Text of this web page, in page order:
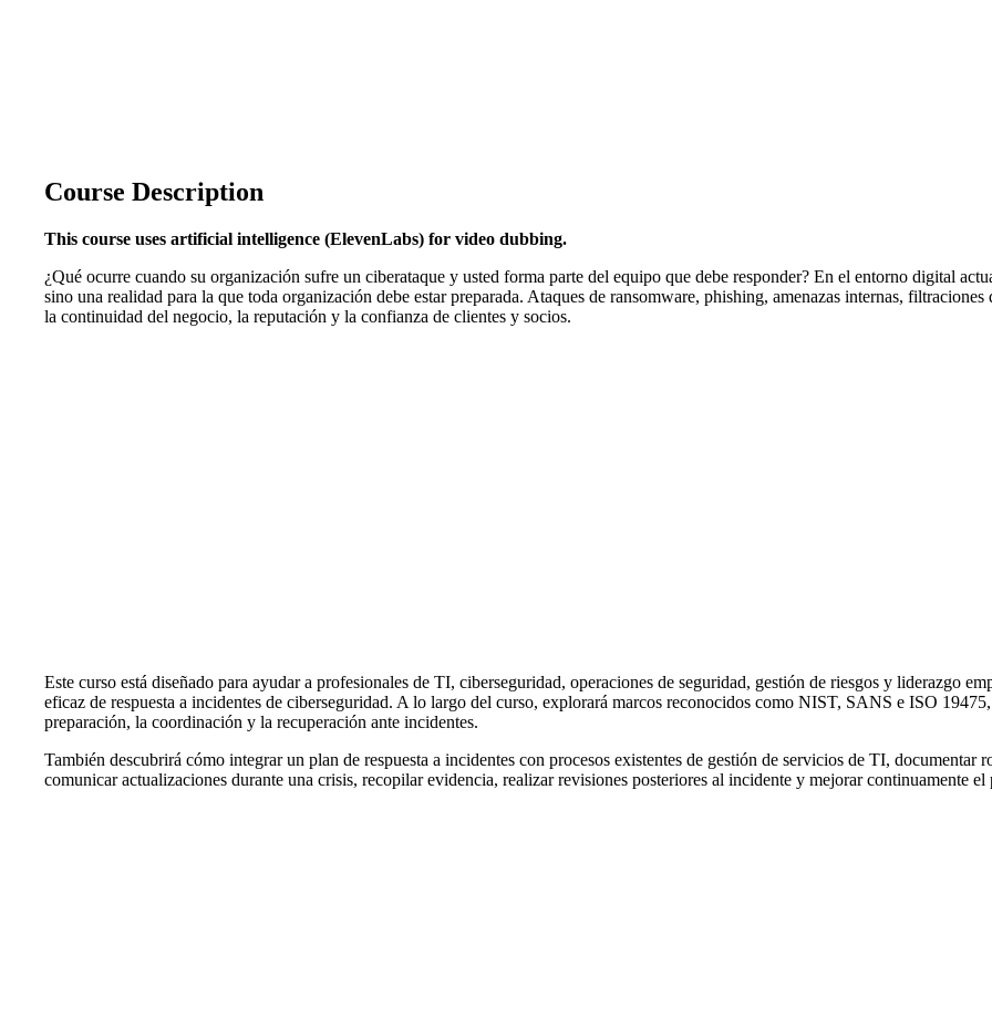
Course Description
This course uses artificial intelligence (ElevenLabs) for video dubbing.
¿Qué ocurre cuando su organización sufre un ciberataque y usted forma parte del equipo que debe responder? En el entorno digital
sino una realidad para la que toda organización debe estar preparada. Ataques de ransomware, phishing, amenazas internas,
la continuidad del negocio, la reputación y la confianza de clientes y socios.
Este curso está diseñado para ayudar a profesionales de TI, ciberseguridad, operaciones de seguridad, gestión de riesgos y liderazgo
eficaz de respuesta a incidentes de ciberseguridad. A lo largo del curso, explorará marcos reconocidos como NIST, SANS e ISO
preparación, la coordinación y la recuperación ante incidentes.
También descubrirá cómo integrar un plan de respuesta a incidentes con procesos existentes de gestión de servicios de TI,
comunicar actualizaciones durante una crisis, recopilar evidencia, realizar revisiones posteriores al incidente y mejorar continuamente el